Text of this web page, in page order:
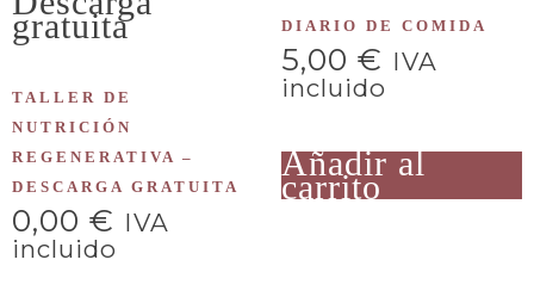
TALLER DE
NUTRICIÓN
REGENERATIVA –
DESCARGA GRATUITA
0,00 € IVA
incluido
DIARIO DE COMIDA
5,00 € IVA
incluido
Añadir al
carrito